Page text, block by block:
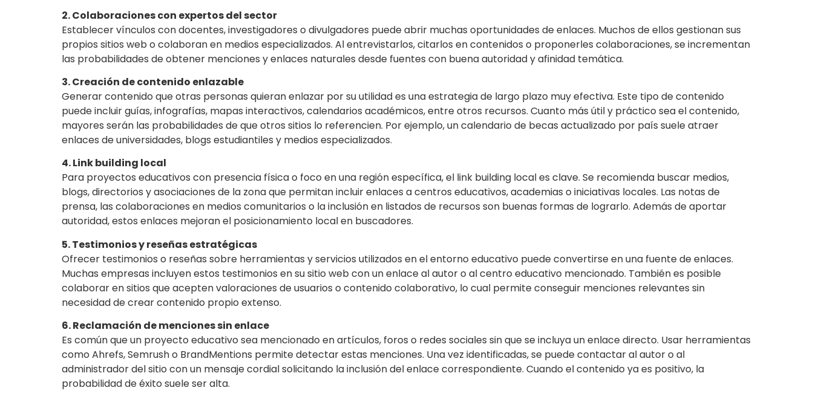
2. Colaboraciones con expertos del sector
Establecer vínculos con docentes, investigadores o divulgadores puede abrir muchas oportunidades de enlaces. Muchos de ellos gestionan sus
propios sitios web o colaboran en medios especializados. Al entrevistarlos, citarlos en contenidos o proponerles colaboraciones, se incrementan
las probabilidades de obtener menciones y enlaces naturales desde fuentes con buena autoridad y afinidad temática.
3. Creación de contenido enlazable
Generar contenido que otras personas quieran enlazar por su utilidad es una estrategia de largo plazo muy efectiva. Este tipo de contenido
puede incluir guías, infografías, mapas interactivos, calendarios académicos, entre otros recursos. Cuanto más útil y práctico sea el contenido,
mayores serán las probabilidades de que otros sitios lo referencien. Por ejemplo, un calendario de becas actualizado por país suele atraer
enlaces de universidades, blogs estudiantiles y medios especializados.
4. Link building local
Para proyectos educativos con presencia física o foco en una región específica, el link building local es clave. Se recomienda buscar medios,
blogs, directorios y asociaciones de la zona que permitan incluir enlaces a centros educativos, academias o iniciativas locales. Las notas de
prensa, las colaboraciones en medios comunitarios o la inclusión en listados de recursos son buenas formas de lograrlo. Además de aportar
autoridad, estos enlaces mejoran el posicionamiento local en buscadores.
5. Testimonios y reseñas estratégicas
Ofrecer testimonios o reseñas sobre herramientas y servicios utilizados en el entorno educativo puede convertirse en una fuente de enlaces.
Muchas empresas incluyen estos testimonios en su sitio web con un enlace al autor o al centro educativo mencionado. También es posible
colaborar en sitios que acepten valoraciones de usuarios o contenido colaborativo, lo cual permite conseguir menciones relevantes sin
necesidad de crear contenido propio extenso.
6. Reclamación de menciones sin enlace
Es común que un proyecto educativo sea mencionado en artículos, foros o redes sociales sin que se incluya un enlace directo. Usar herramientas
como Ahrefs, Semrush o BrandMentions permite detectar estas menciones. Una vez identificadas, se puede contactar al autor o al
administrador del sitio con un mensaje cordial solicitando la inclusión del enlace correspondiente. Cuando el contenido ya es positivo, la
probabilidad de éxito suele ser alta.